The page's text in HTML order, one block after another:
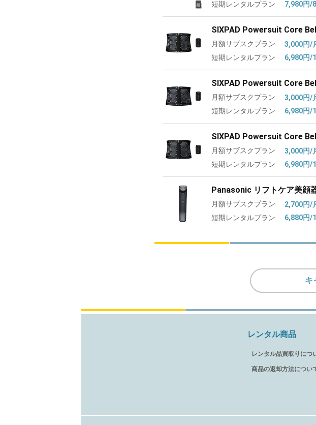
短期レンタルプラン
7,980円/
SIXPAD Powersuit Core
月額サブスクプラン 3,000円/
短期レンタルプラン
6,980円/
SIXPAD Powersuit Core
月額サブスクプラン 3,000円/
短期レンタルプラン
6,980円/
SIXPAD Powersuit Core
月額サブスクプラン 3,000円/
短期レンタルプラン
6,980円/
Panasonic リフトケア美顔
月額サブスクプラン 2,700円/
短期レンタルプラン
6,880円/
キ
レンタル商品
レンタル品買取りにつ
商品の返却方法につい